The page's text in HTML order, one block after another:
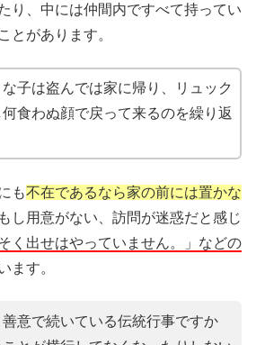
り、中には仲間内ですべて持ってい
とがあります。
子は盗んでは家に帰り、リュック
何食わぬ顔で戻って来るのを繰り返
も不在であるなら家の前には置かな
し用意がない、訪問が迷惑だと感じ
そく出せはやっていません。」などの
ます。
意で続いている伝統行事ですか